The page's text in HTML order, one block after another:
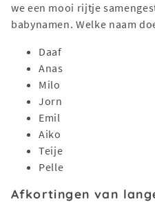
we een mooi rijtje
babynamen. Welke naam
Daaf
Anas
Milo
Jorn
Emil
Aiko
Teije
Pelle
Afkortingen van